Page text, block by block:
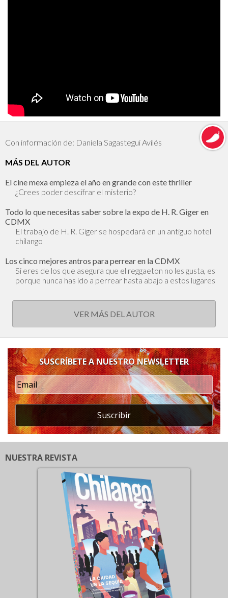
Con información de: Daniela Sagastegui Avilés
MÁS DEL AUTOR
El cine mexa empieza el año en grande con este thriller
¿Crees poder descifrar el misterio?
Todo lo que necesitas saber sobre la expo de H. R. Giger en
CDMX
El trabajo de H. R. Giger se hospedará en un antiguo hotel
chilango
Los cinco mejores antros para perrear en la CDMX
Si eres de los que asegura que el reggaeton no les gusta, es
porque nunca has ido a perrear hasta abajo a estos lugares
VER MÁS DEL AUTOR
SUSCRÍBETE A NUESTRO NEWSLETTER
Suscribir
NUESTRA REVISTA